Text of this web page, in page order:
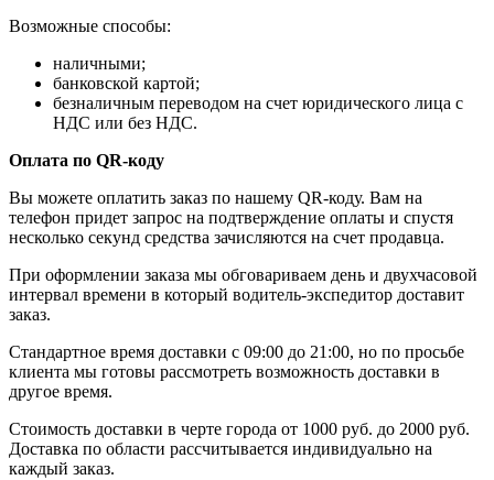
Возможные способы:
наличными;
банковской картой;
безналичным переводом на счет юридического лица с
НДС или без НДС.
Оплата по QR-коду
Вы можете оплатить заказ по нашему QR-коду. Вам на
телефон придет запрос на подтверждение оплаты и спустя
несколько секунд средства зачисляются на счет продавца.
При оформлении заказа мы обговариваем день и двухчасовой
интервал времени в который водитель-экспедитор доставит
заказ.
Стандартное время доставки с 09:00 до 21:00, но по просьбе
клиента мы готовы рассмотреть возможность доставки в
другое время.
Стоимость доставки в черте города от 1000 руб. до 2000 руб.
Доставка по области рассчитывается индивидуально на
каждый заказ.